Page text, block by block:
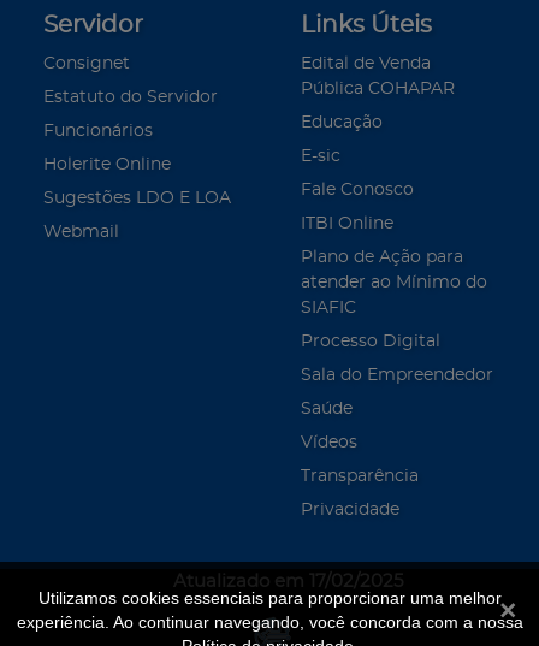
Utilizamos cookies essenciais para proporcionar uma melhor
experiência. Ao continuar navegando, você concorda com a nossa
Servidor
Consignet
Estatuto do Servidor
Funcionários
Holerite Online
Sugestões LDO E LOA
Webmail
Links Úteis
Edital de Venda
Pública COHAPAR
Educação
E-sic
Fale Conosco
ITBI Online
Plano de Ação para
atender ao Mínimo do
SIAFIC
Processo Digital
Sala do Empreendedor
Saúde
Vídeos
Transparência
Privacidade
Atualizado em 17/02/2025